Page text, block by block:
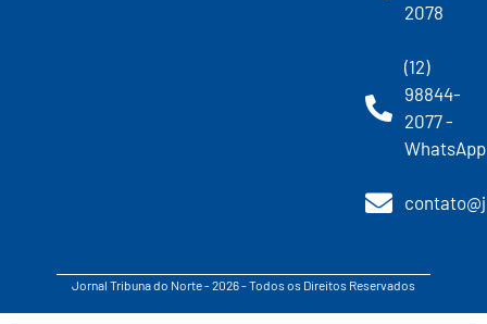
2078
(12)
98844-
2077 -
WhatsApp
Jornal Tribuna do Norte - 2026 - Todos os Direitos Reservados